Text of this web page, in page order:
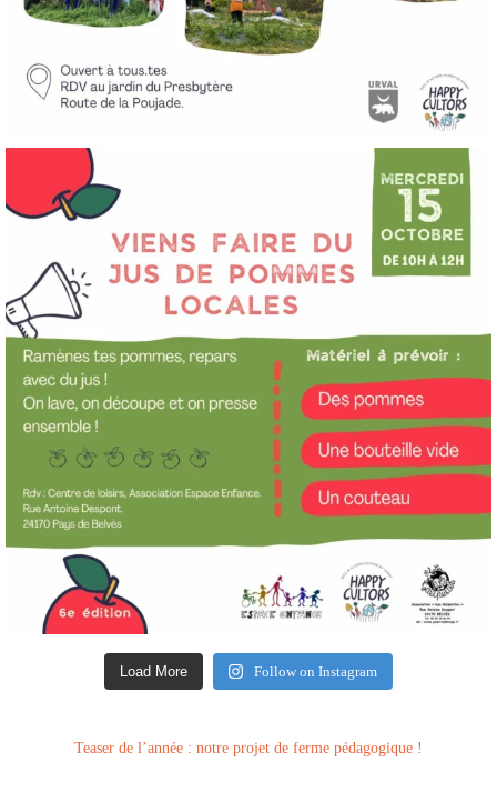
Load More Follow on Instagram
Teaser de l’année : notre projet de ferme pédagogique !